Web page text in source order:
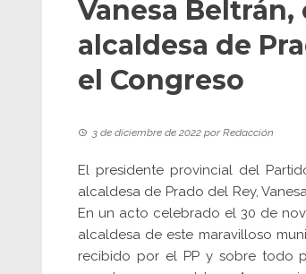
Vanesa
alcaldesa de
el Congreso
3 de diciembre de 2022 porRedacción
El presidente provincial del
alcaldesa de Prado del Rey,
En un acto celebrado el 30 de
alcaldesa de este maravilloso
recibido por el PP y sobre todo